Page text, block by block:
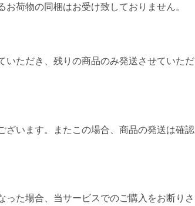
荷物の同梱はお受け致しておりません。
いただき、残りの商品のみ発送させていただ
います。またこの場合、商品の発送は確認
た場合、当サービスでのご購入をお断りさ